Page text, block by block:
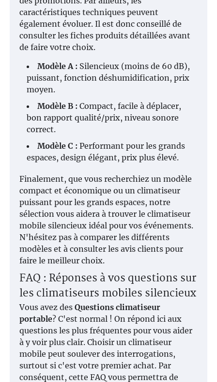
caractéristiques techniques peuvent
également évoluer. Il est donc conseillé de
consulter les fiches produits détaillées avant
de faire votre choix.
Modèle A : Silencieux (moins de 60 dB),
puissant, fonction déshumidification, prix
moyen.
Modèle B : Compact, facile à déplacer,
bon rapport qualité/prix, niveau sonore
correct.
Modèle C : Performant pour les grands
espaces, design élégant, prix plus élevé.
Finalement, que vous recherchiez un modèle
compact et économique ou un climatiseur
puissant pour les grands espaces, notre
sélection vous aidera à trouver le climatiseur
mobile silencieux idéal pour vos événements.
N'hésitez pas à comparer les différents
modèles et à consulter les avis clients pour
faire le meilleur choix.
FAQ : Réponses à vos questions sur
les climatiseurs mobiles silencieux
Vous avez des Questions climatiseur
portable? C'est normal ! On répond ici aux
questions les plus fréquentes pour vous aider
à y voir plus clair. Choisir un climatiseur
mobile peut soulever des interrogations,
surtout si c'est votre premier achat. Par
conséquent, cette FAQ vous permettra de